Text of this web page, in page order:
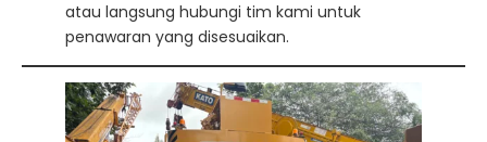
atau langsung hubungi tim kami untuk
penawaran yang disesuaikan.